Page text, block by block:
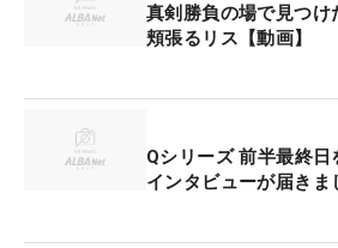
真剣勝負の場で見つ
頬張るリス【動画】
Qシリーズ 前半最終
インタビューが届きま